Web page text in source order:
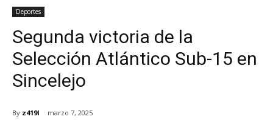
Deportes
Segunda victoria de la
Selección Atlántico Sub-15 en
Sincelejo
By z419l marzo 7, 2025